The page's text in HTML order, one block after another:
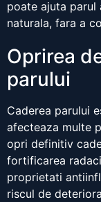
poate ajuta parul
naturala, fara a
Oprirea
parului
Caderea parului
afecteaza multe
opri definitiv
fortificarea
proprietati
riscul de